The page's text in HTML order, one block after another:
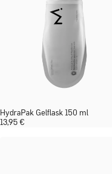
HydraPak Gelflask 150 ml
13,95 €